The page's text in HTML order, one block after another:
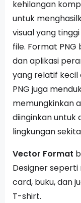
kehilangan
untuk
visual yang
file. Format
dan aplikasi
yang relatif kecil
PNG juga
memungkinkan
diinginkan untuk
lingkungan
Vector Format
Designer
card, buku, dan
T-shirt.